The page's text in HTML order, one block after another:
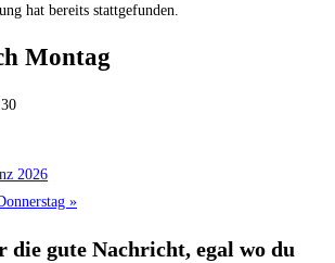
hat bereits stattgefunden.
Montag
2026
»
die gute Nachricht, egal wo du